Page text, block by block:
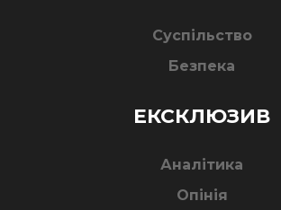
Суспільство
Безпека
ЕКСКЛЮЗИВ
Аналітика
Опінія